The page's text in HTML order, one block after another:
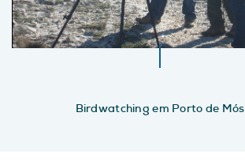
Birdwatching em Porto de Mós